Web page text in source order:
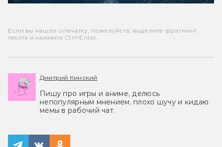
Если вы нашли опечатку, пожалуйста, выделите фрагмент
текста и нажмите Ctrl+Enter.
Дмитрий Кинский
Пишу про игры и аниме, делюсь
непопулярным мнением, плохо шучу и кидаю
мемы в рабочий чат.